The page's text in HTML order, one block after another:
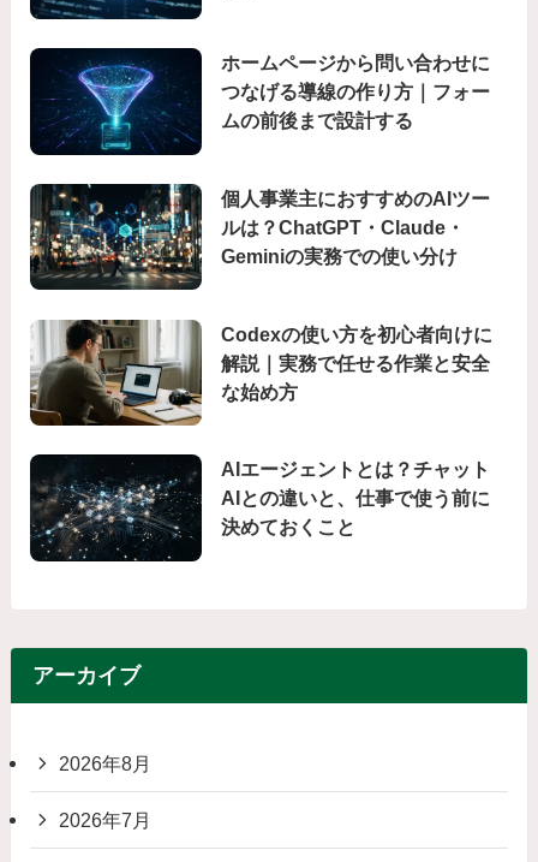
ホームページから問い合わせに
つなげる導線の作り方｜フォー
ムの前後まで設計する
個人事業主におすすめのAIツー
ルは？ChatGPT・Claude・
Geminiの実務での使い分け
Codexの使い方を初心者向けに
解説｜実務で任せる作業と安全
な始め方
AIエージェントとは？チャット
AIとの違いと、仕事で使う前に
決めておくこと
アーカイブ
2026年8月
2026年7月